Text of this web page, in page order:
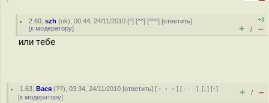
2.60 ,szh (ok), 00:44, 24/11/2010 [^] [^^] [^^^] [ответить]
[к модератору]
+3
+ / –
или тебе
1.63 ,Вася (??), 03:34, 24/11/2010 [ответить] [ ﹢﹢﹢] [ · · ·][↓] [↑]
[к модератору] + / –